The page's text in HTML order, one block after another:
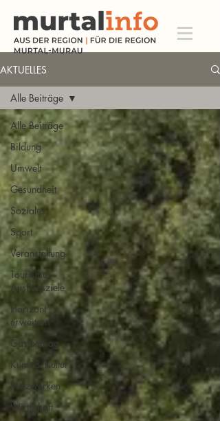
AKTUELLES
Alle Beiträge
Bildung
Umwelt
Gesundheit
Soziales
Sport
Veranstaltung
Tourismus
Ausflugsziele
Horizont
erweitern
Gastbeitrag
Kunst & Kultur
Netzwerken
Wirtschaft
Alle Beiträge